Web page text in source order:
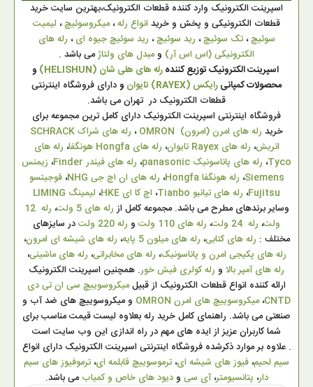
اسپرینت الکترونیک وارد کننده قطعات الکترونیک،بهترین سایت خرید
قطعات الکترونیکی و پخش و خرید انواع رله،میکروسوئیچ، لیمیت
سوئیچ،تک سوئیچ، رید سوئیچ، رید سوئیچ جیوه ای، رله های
الکترونیکی (اس اس آر) ومبدل های ولتاژمی باشد .
اسپرینت الکترونیک توزیع کنندهرله های هلی شان (HELISHUN)
و
محصولات کمپانیرایکس (RAYEX) تایوان ودارای فروشگاه اینترنتی
قطعات الکترونیک در تهران می باشد.
فروشگاه اینترنتی اسپرینت الکترونیک دارای کامل ترین مجموعه برای
خرید رله های امرن (امرون) OMRON ،
رله های شراک SCHRACK
اتریش، رله های Rayex تایوان ، رله های Hongfa هونگفا ، رله های
Tyco، رله های پاناسونیک panasonic ، رله های فیندر Finder ، زیمنس
Siemens، رله هونگفا Hongfa ، رله های ان اچ جی NHG ،فوجیتسو
Fujitsu، رله های تیانبو Tianbo ، اچ کا ای HKE ، لیمینگ LIMING
وسایر برندهای مطرح می باشد. مجموعه کامل از رله های 5 ولت ،
رله 12
ولت، رله 24 ولت ، رله های 110 ولت و رله 220 ولت
در سایزهای
مختلف : رله های کتابی، رله های میلون 5 پایه ، رله های شیشه ای امرون،
رله های پکیجی امرن و پاناسونیک، رله های مخابراتی، رله های ماشینی،
رله های آمپر بالا و رله کولری فیش خور. همچنین اسپرینت الکترونیک
ارائه کننده انواع قطعات الکترونیک از قبیلمیکروسوییچ سی ان تی دی
CNTD،میکروسوییچ های امرن OMRON
و میکروسوییچ های ضد آب و
صنعتی می باشد. راهنمای کامل خرید رله بعلاوه لیست قیمت مناسب برای
شما کاربران عزیز از ایده های مهم در راه اندازی این وب سایت است
. علاوه بر موارد ذکرشده فروشگاه اینترنتی اسپرینت الکترونیک دارای انواع
سیم لحیم، فیوز های شیشه ای، ترموسوییچ قابلمه ای، ترموفیوز های سیم
دار، پتانسیومتر،آی سی ودیود های خاص و کمیابمی باشد.